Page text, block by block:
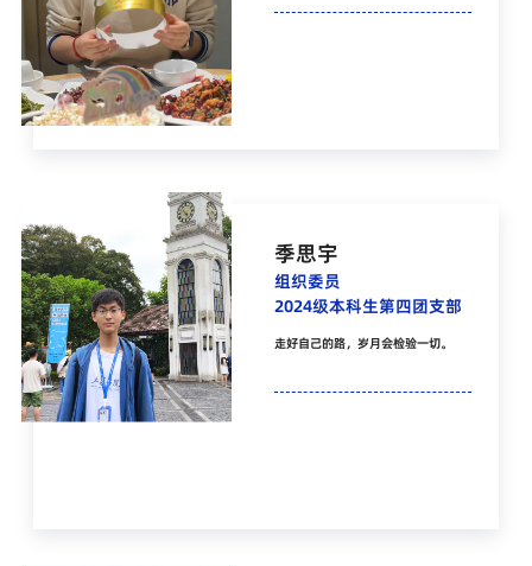
季思宇
组织委员
2024级本科生第四团支部
走好自己的路，岁月会检验一切。